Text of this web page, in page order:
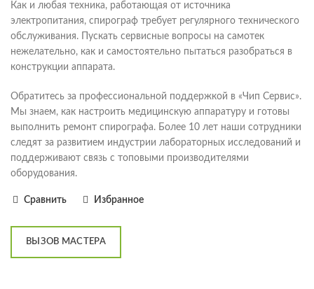
Как и любая техника, работающая от источника
электропитания, спирограф требует регулярного технического
обслуживания. Пускать сервисные вопросы на самотек
нежелательно, как и самостоятельно пытаться разобраться в
конструкции аппарата.
Обратитесь за профессиональной поддержкой в «Чип Сервис».
Мы знаем, как настроить медицинскую аппаратуру и готовы
выполнить ремонт спирографа. Более 10 лет наши сотрудники
следят за развитием индустрии лабораторных исследований и
поддерживают связь с топовыми производителями
оборудования.
Сравнить Избранное
ВЫЗОВ МАСТЕРА